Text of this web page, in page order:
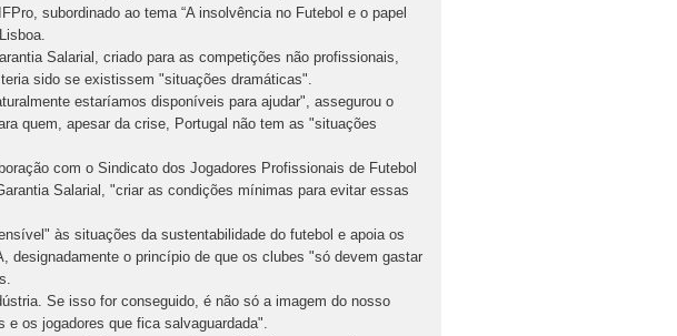
subordinado ao tema “A insolvência no Futebol e o papel
Salarial, criado para as competições não profissionais,
sido se existissem "situações dramáticas".
estaríamos disponíveis para ajudar", assegurou o
quem, apesar da crise, Portugal não tem as "situações
com o Sindicato dos Jogadores Profissionais de Futebol
Salarial, "criar as condições mínimas para evitar essas
às situações da sustentabilidade do futebol e apoia os
designadamente o princípio de que os clubes "só devem gastar
Se isso for conseguido, é não só a imagem do nosso
os jogadores que fica salvaguardada".